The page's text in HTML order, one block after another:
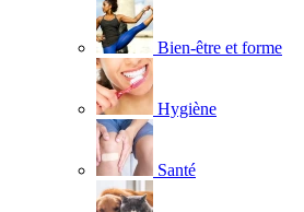
Bien-être et forme
Hygiène
Santé